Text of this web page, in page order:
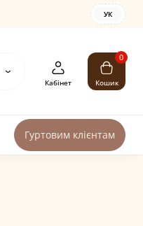
УК
Кабінет
0
Кошик
Гуртовим клієнтам